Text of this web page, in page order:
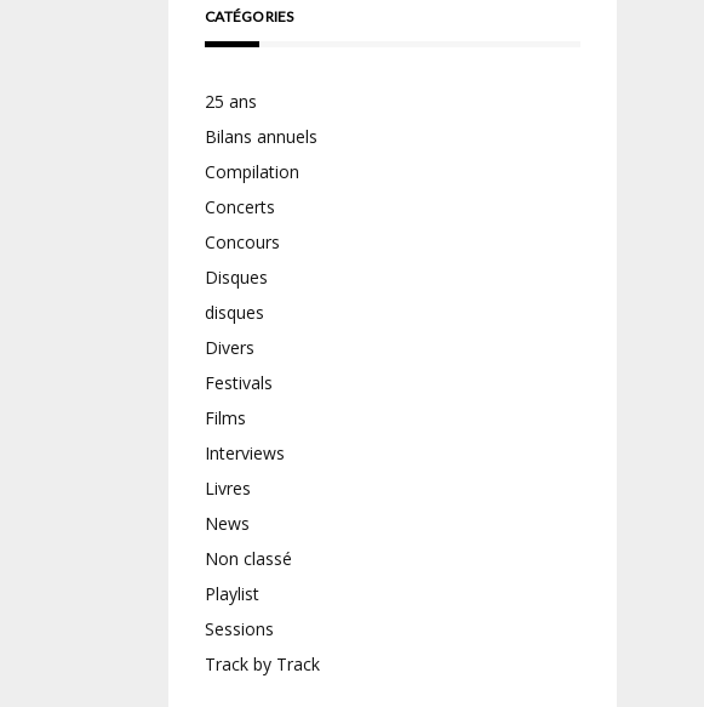
CATÉGORIES
25 ans
Bilans annuels
Compilation
Concerts
Concours
Disques
disques
Divers
Festivals
Films
Interviews
Livres
News
Non classé
Playlist
Sessions
Track by Track